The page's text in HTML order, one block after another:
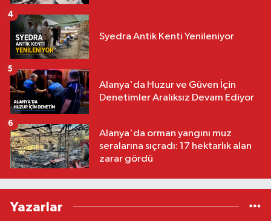
Syedra Antik Kenti Yenileniyor
4
Alanya'da Huzur ve Güven İçin
Denetimler Aralıksız Devam Ediyor
5
Alanya'da orman yangını muz
seralarına sıçradı: 17 hektarlık alan
zarar gördü
6
Yazarlar